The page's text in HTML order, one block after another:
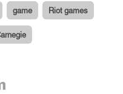
game Riot games